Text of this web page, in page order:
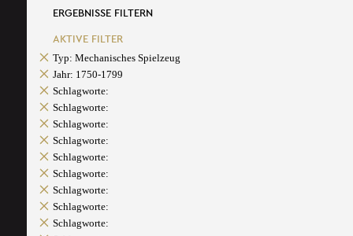
ERGEBNISSE FILTERN
AKTIVE FILTER
Typ: Mechanisches Spielzeug
Jahr: 1750-1799
Schlagworte:
Schlagworte:
Schlagworte:
Schlagworte:
Schlagworte:
Schlagworte:
Schlagworte:
Schlagworte:
Schlagworte: